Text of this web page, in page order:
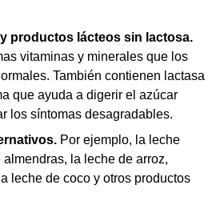
productos lácteos sin lactosa.
vitaminas y minerales que los
También contienen lactasa
que ayuda a digerir el azúcar
los síntomas desagradables.
Por ejemplo, la leche
la leche de arroz,
leche de coco y otros productos